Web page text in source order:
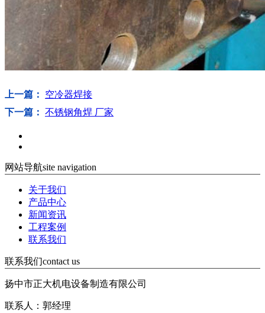
上一篇：
空冷器焊接
下一篇： 不锈钢角焊 厂家
网站导航site navigation
关于我们
产品中心
新闻资讯
工程案例
联系我们
联系我们contact us
扬中市正大机电设备制造有限公司
联系人：郭经理